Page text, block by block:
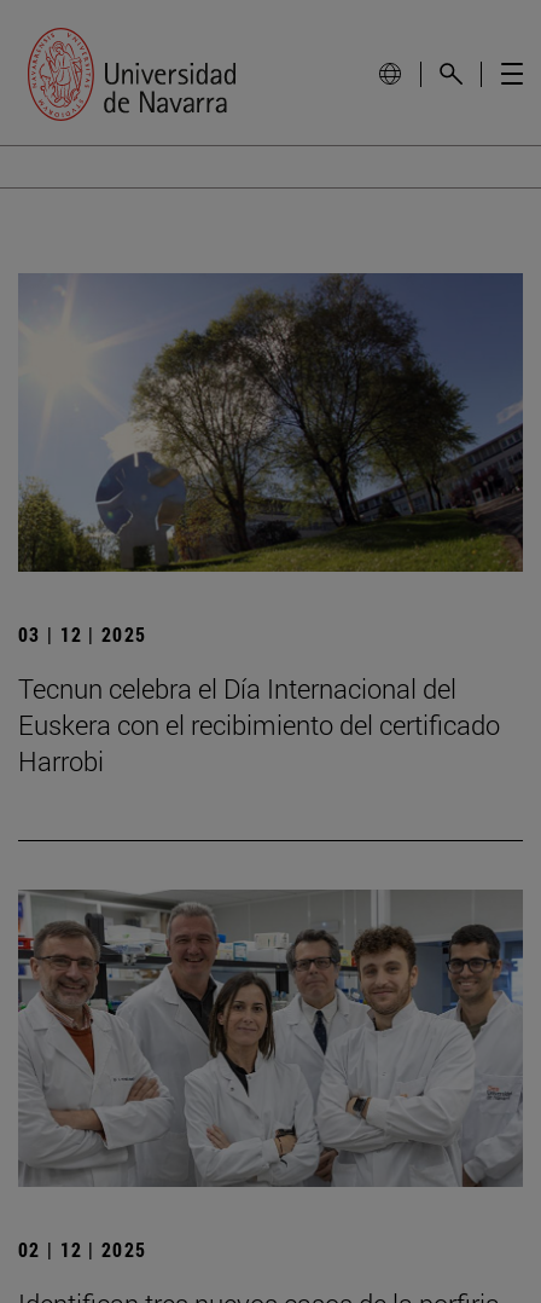
03 | 12 | 2025
Tecnun celebra el Día Internacional del
Euskera con el recibimiento del certificado
Harrobi
02 | 12 | 2025